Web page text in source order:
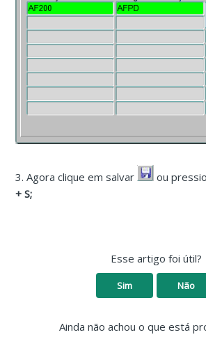
3. Agora clique em salvar ou
+ S;
Esse artigo foi útil?
Sim Não
Ainda não achou o que está